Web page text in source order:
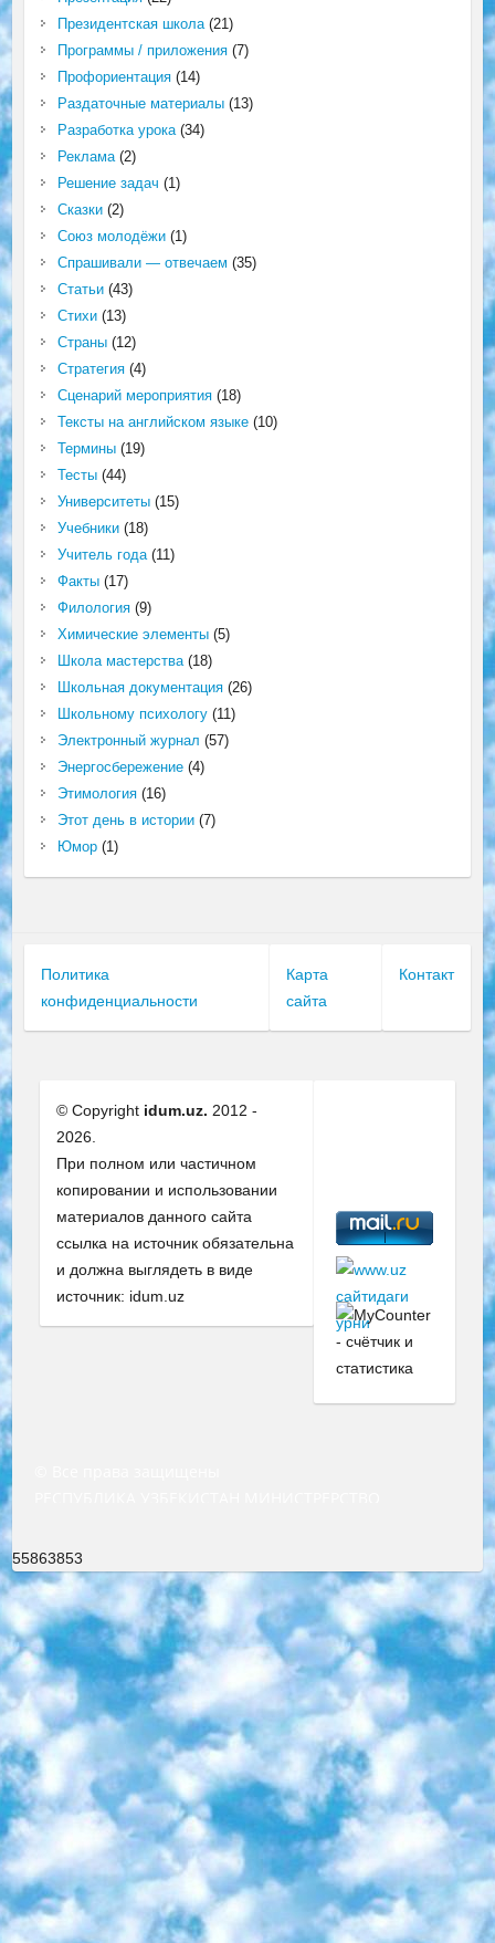
Президентская школа(21)
Программы / приложения(7)
Профориентация(14)
Раздаточные материалы(13)
Разработка урока(34)
Реклама(2)
Решение задач (1)
Сказки(2)
Союз молодёжи(1)
Спрашивали — отвечаем (35)
Статьи(43)
Стихи(13)
Страны(12)
Стратегия(4)
Сценарий мероприятия(18)
Тексты на английском языке(10)
Термины(19)
Тесты(44)
Университеты(15)
Учебники(18)
Учитель года(11)
Факты(17)
Филология(9)
Химические элементы(5)
Школа мастерства(18)
Школьная документация(26)
Школьному психологу(11)
Электронный журнал (57)
Энергосбережение(4)
Этимология(16)
Этот день в истории(7)
Юмор(1)
Политика
конфиденциальности
Карта
сайта
Контакт
© Copyright idum.uz. 2012 -
2026.
При полном или частичном
копировании и использовании
материалов данного сайта
ссылка на источник обязательна
и должна выглядеть в виде
источник: idum.uz
55863853